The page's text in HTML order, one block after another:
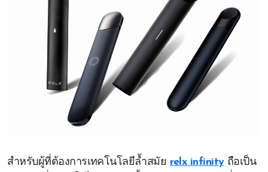
สำหรับผู้ที่ต้องการเทคโนโลยีล้ำสมัย relx infinityถือเป็น